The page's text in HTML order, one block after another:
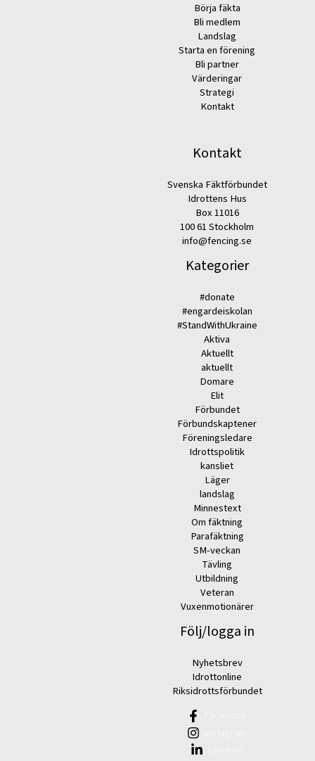
Börja fäkta
Bli medlem
Landslag
Starta en förening
Bli partner
Värderingar
Strategi
Kontakt
Kontakt
Svenska Fäktförbundet
Idrottens Hus
Box 11016
100 61 Stockholm
info@fencing.se
Kategorier
#donate
#engardeiskolan
#StandWithUkraine
Aktiva
Aktuellt
aktuellt
Domare
Elit
Förbundet
Förbundskaptener
Föreningsledare
Idrottspolitik
kansliet
Läger
landslag
Minnestext
Om fäktning
Parafäktning
SM-veckan
Tävling
Utbildning
Veteran
Vuxenmotionärer
Följ/logga in
Nyhetsbrev
Idrottonline
Riksidrottsförbundet